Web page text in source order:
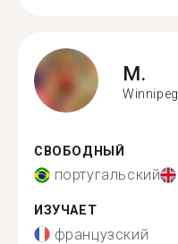
M.
Winnipeg
СВОБОДНЫЙ
португальский
ИЗУЧАЕТ
французский